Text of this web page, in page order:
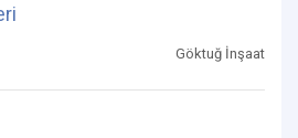
Göktuğ İnşaat